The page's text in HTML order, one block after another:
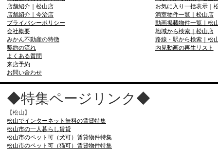
店舗紹介｜松山店
店舗紹介｜今治店
プライバシーポリシー
会社概要
みかん不動産の特徴
契約の流れ
よくある質問
来店予約
お問い合わせ
お気に入り一括表示｜
満室物件一覧｜松山店
動画掲載物件一覧｜松
地域から検索｜松山店
路線・駅から検索｜松
内見動画の再生リスト
◆特集ページリンク◆
【松山】
松山でインターネット無料の賃貸特集
松山市の一人暮らし賃貸
松山市のペット可（犬可）賃貸物件特集
松山市のペット可（猫可）賃貸物件特集